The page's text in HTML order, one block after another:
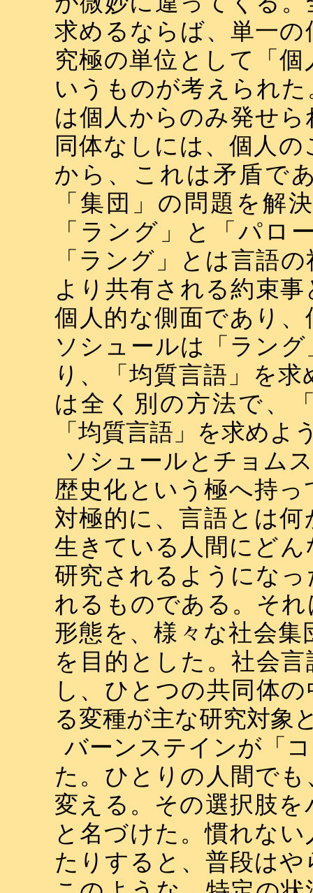
求めるならば、単一
究極の単位として「
いうものが考えられ
は個人からのみ発せ
同体なしには、個人
から、これは矛盾で
「集団」の問題を解
「ラング」と「パロ
「ラング」とは言語
より共有される約束
個人的な側面であり
ソシュールは「ラン
り、「均質言語」を
は全く別の方法で、
「均質言語」を求めよ
ソシュールとチョム
歴史化という極へ持
対極的に、言語とは
生きている人間にど
研究されるようにな
れるものである。そ
形態を、様々な社会
を目的とした。社会
し、ひとつの共同体
る変種が主な研究対象
バーンステインが「
た。ひとりの人間で
変える。その選択肢
と名づけた。慣れな
たりすると、普段は